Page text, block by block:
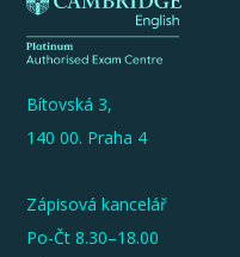
Bítovská 3,
140 00. Praha 4
Zápisová kancelář
Po-Čt 8.30–18.00